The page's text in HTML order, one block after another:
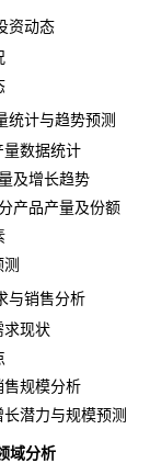
资动态
统计与趋势预测
数据统计
增长趋势
品产量及份额
销售分析
现状
规模分析
力与规模预测
域分析